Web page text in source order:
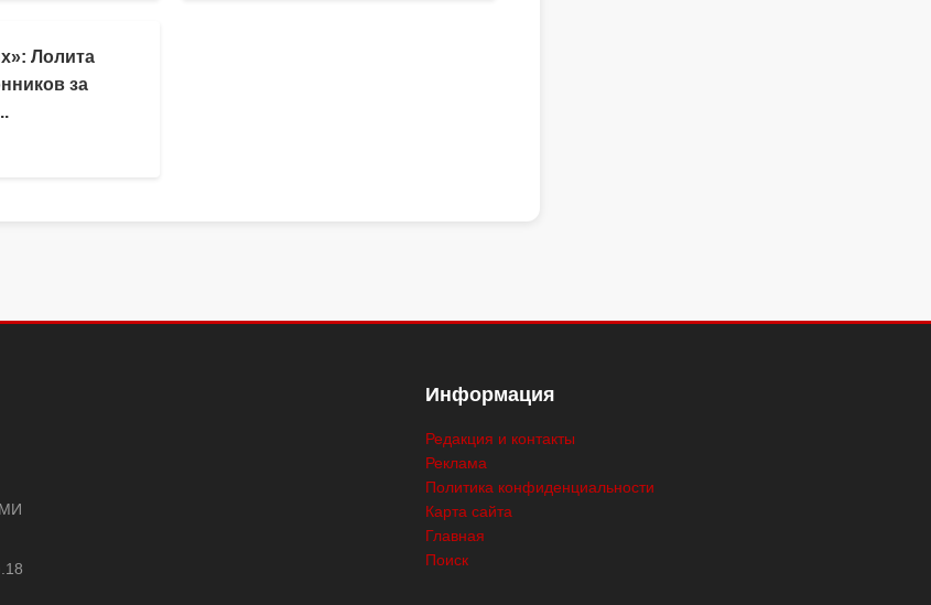
Лолита
за
Информация
Редакция и контакты
Реклама
Политика конфиденциальности
Карта сайта
Главная
Поиск